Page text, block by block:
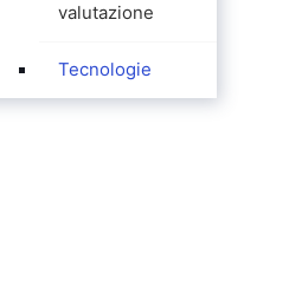
valutazione
Tecnologie